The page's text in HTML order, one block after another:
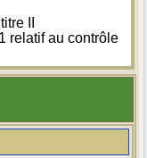
II
relatif au contrôle